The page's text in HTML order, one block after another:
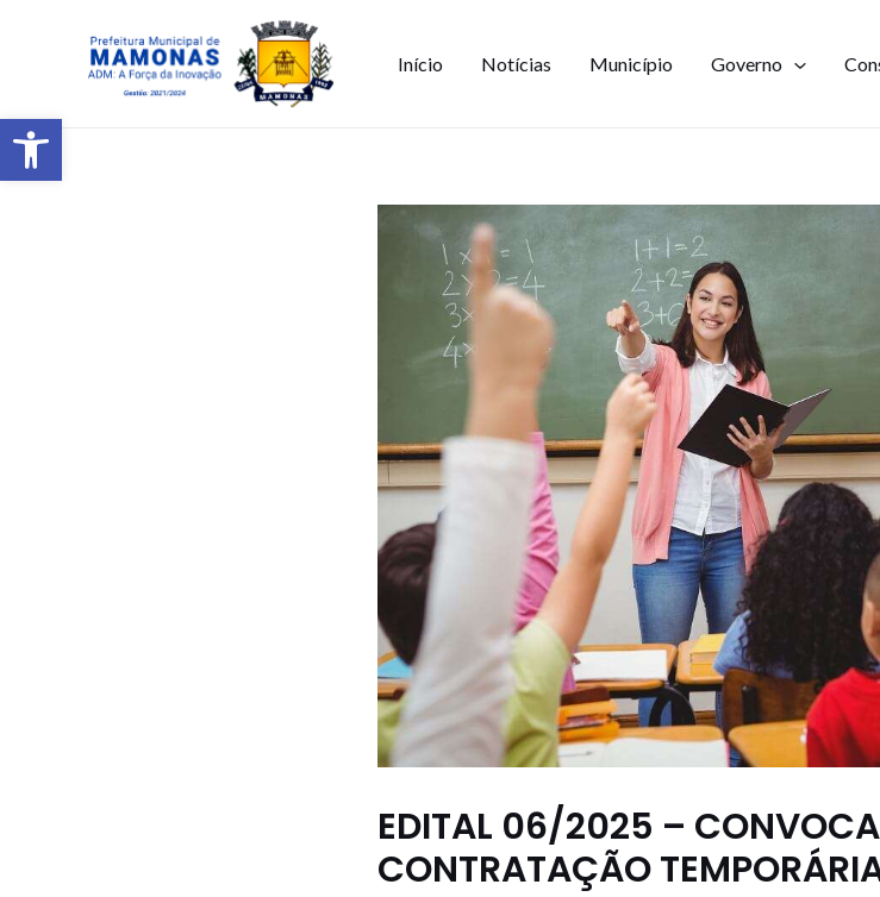
Barra de Ferramentas Aberta
Início Notícias Município Governo
EDITAL 06/2025 –
CONTRATAÇÃO